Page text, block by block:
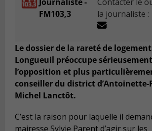
FM103,3
la journaliste :
Le dossier de la rareté de
Longueuil préoccupe
l’opposition et plus
conseiller du district d’Antoinette-
Michel Lanctôt.
C’est la raison pour laquelle il
mairesse Sylvie Parent d’agir sur les